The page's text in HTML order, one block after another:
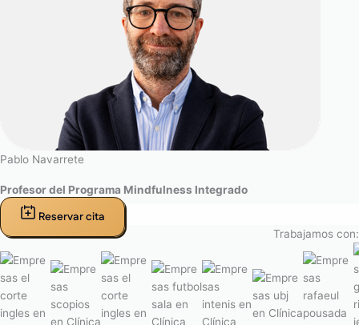
Pablo Navarrete
Profesor del Programa Mindfulness Integrado
Reservar cita
Trabajamos con: